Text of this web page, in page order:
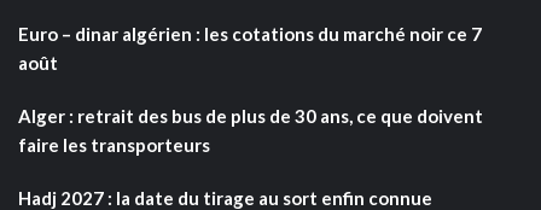
Euro – dinar algérien : les cotations du marché noir ce 7
août
Alger : retrait des bus de plus de 30 ans, ce que doivent
faire les transporteurs
Hadj 2027 : la date du tirage au sort enfin connue